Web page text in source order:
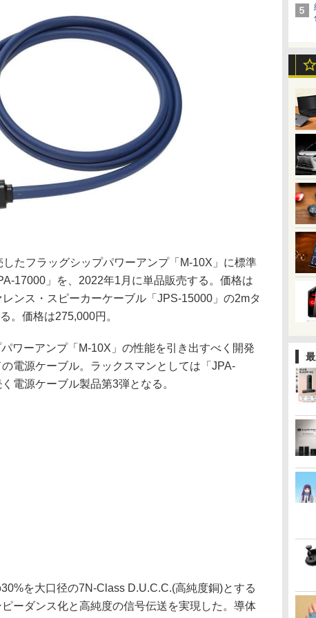
たフラッグシップパワーアンプ「M-10X」に標準
17000」を、2022年1月に単品販売する。価格は
ンス・スピーカーケーブル「JPS-15000」の2mタ
。価格は275,000円。
ワーアンプ「M-10X」の性能を引き出すべく開発
電源ケーブル。ラックスマンとしては「JPA-
電源ケーブル製品第3弾となる。
を大口径の7N-Class D.U.C.C.(高純度銅)とする
ーダンス化と高純度の信号伝送を実現した。導体